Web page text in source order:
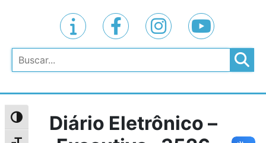
Alternar alto contraste
Pesquisar
Diário Eletrônico –